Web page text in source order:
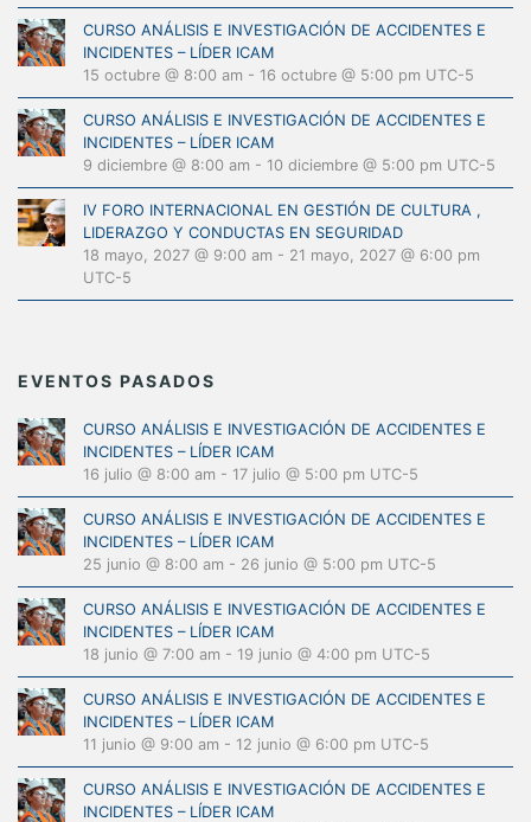
CURSO ANÁLISIS E INVESTIGACIÓN DE ACCIDENTES E
INCIDENTES – LÍDER ICAM
15 octubre @ 8:00 am - 16 octubre @ 5:00 pm UTC-5
CURSO ANÁLISIS E INVESTIGACIÓN DE ACCIDENTES E
INCIDENTES – LÍDER ICAM
9 diciembre @ 8:00 am - 10 diciembre @ 5:00 pm UTC-5
IV FORO INTERNACIONAL EN GESTIÓN DE CULTURA ,
LIDERAZGO Y CONDUCTAS EN SEGURIDAD
18 mayo, 2027 @ 9:00 am - 21 mayo, 2027 @ 6:00 pm
UTC-5
EVENTOS PASADOS
CURSO ANÁLISIS E INVESTIGACIÓN DE ACCIDENTES E
INCIDENTES – LÍDER ICAM
16 julio @ 8:00 am - 17 julio @ 5:00 pm UTC-5
CURSO ANÁLISIS E INVESTIGACIÓN DE ACCIDENTES E
INCIDENTES – LÍDER ICAM
25 junio @ 8:00 am - 26 junio @ 5:00 pm UTC-5
CURSO ANÁLISIS E INVESTIGACIÓN DE ACCIDENTES E
INCIDENTES – LÍDER ICAM
18 junio @ 7:00 am - 19 junio @ 4:00 pm UTC-5
CURSO ANÁLISIS E INVESTIGACIÓN DE ACCIDENTES E
INCIDENTES – LÍDER ICAM
11 junio @ 9:00 am - 12 junio @ 6:00 pm UTC-5
CURSO ANÁLISIS E INVESTIGACIÓN DE ACCIDENTES E
INCIDENTES – LÍDER ICAM